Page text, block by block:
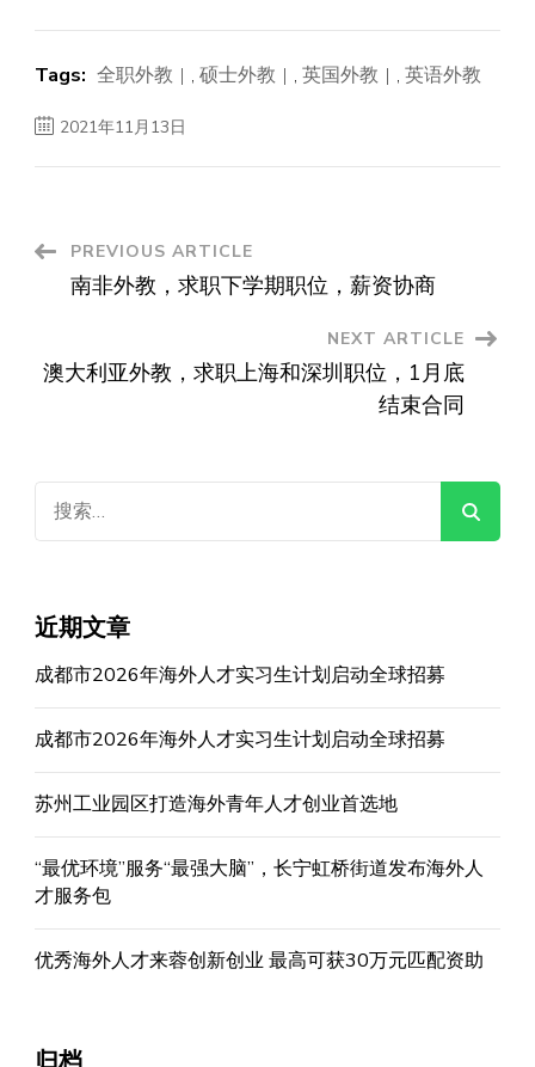
Tags: 全职外教 , 硕士外教 , 英国外教 , 英语外教
2021年11月13日
Post
Navigation
PREVIOUS ARTICLE
南非外教，求职下学期职位，薪资协商
NEXT ARTICLE
澳大利亚外教，求职上海和深圳职位，1月底
结束合同
索：
近期文章
成都市2026年海外人才实习生计划启动全球招募
成都市2026年海外人才实习生计划启动全球招募
苏州工业园区打造海外青年人才创业首选地
“最优环境”服务“最强大脑”，长宁虹桥街道发布海外人
才服务包
优秀海外人才来蓉创新创业 最高可获30万元匹配资助